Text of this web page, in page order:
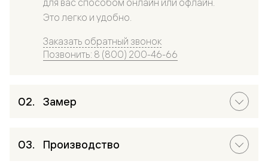
для вас способом онлайн или офлайн.
Это легко и удобно.
Заказать обратный звонок
Позвонить: 8 (800) 200-46-66
Замер
Производство